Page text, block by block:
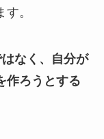
。
なく、自分が
作ろうとする